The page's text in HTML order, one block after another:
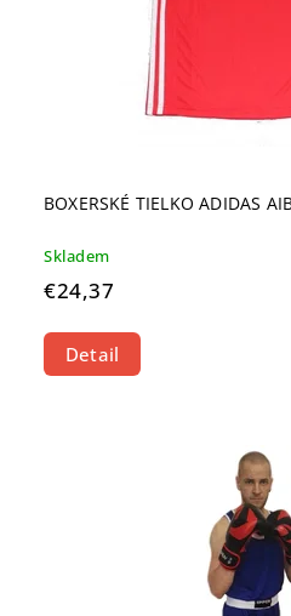
BOXERSKÉ TIELKO ADIDAS
Skladem
€24,37
Detail